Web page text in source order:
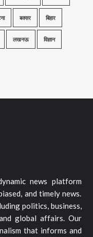
बक्सर बिहार
लखनऊ विज्ञान
news platform
and timely news.
politics, business,
global affairs. Our
that informs and